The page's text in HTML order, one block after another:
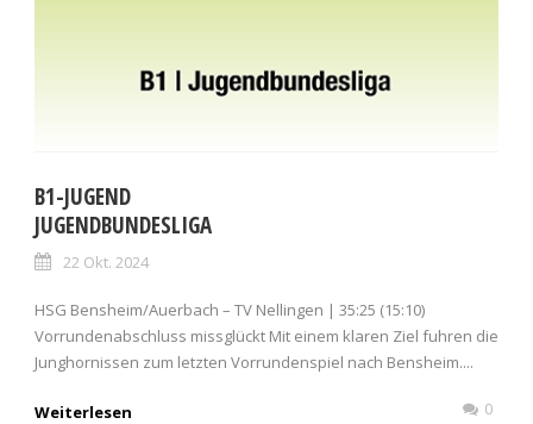
B1-JUGEND
JUGENDBUNDESLIGA
22 Okt. 2024
HSG Bensheim/Auerbach – TV Nellingen | 35:25 (15:10)
Vorrundenabschluss missglückt Mit einem klaren Ziel fuhren die
Junghornissen zum letzten Vorrundenspiel nach Bensheim....
Weiterlesen 0